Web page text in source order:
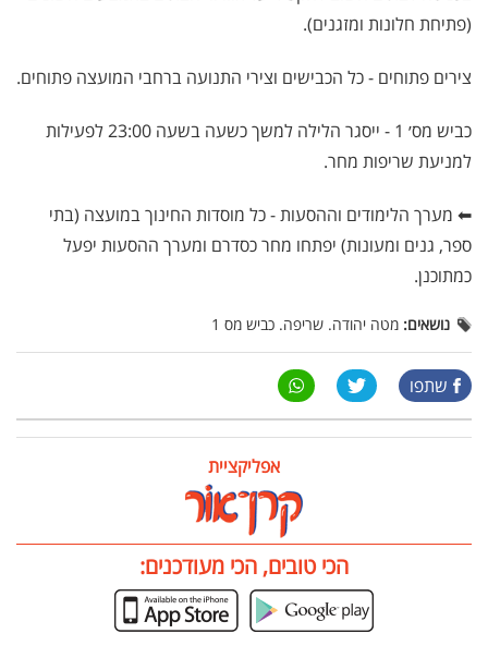
(פתיחת חלונות ומזגנים).
צירים פתוחים - כל הכבישים וצירי התנועה ברחבי המועצה פתוחים.
כביש מס׳ 1 - ייסגר הלילה למשך כשעה בשעה 23:00 לפעילות
למניעת שריפות מחר.
⬅ מערך הלימודים וההסעות - כל מוסדות החינוך במועצה (בתי
ספר, גנים ומעונות) יפתחו מחר כסדרם ומערך ההסעות יפעל
כמתוכנן.
נושאים: מטה יהודה. שריפה. כביש מס 1
שתפו
אפליקציית
הכי טובים, הכי מעודכנים: